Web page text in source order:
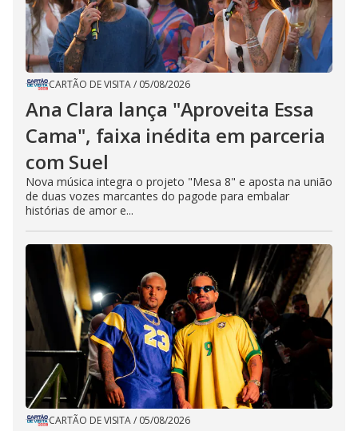
CARTÃO DE VISITA/ 05/08/2026
Ana Clara lança "Aproveita Essa
Cama", faixa inédita em parceria
com Suel
Nova música integra o projeto "Mesa 8" e aposta na união
de duas vozes marcantes do pagode para embalar
histórias de amor e...
CARTÃO DE VISITA/ 05/08/2026